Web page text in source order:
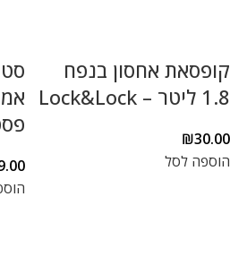
קופסאת אחסון בנפח
1.8 ליטר – Lock&Lock
₪30.00
הוספה לסל